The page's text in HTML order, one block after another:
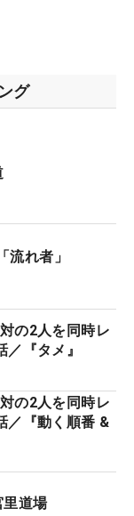
グ
流れ者」
の2人を同時レ
『タメ』
の2人を同時レ
／『動く順番 &
里道場